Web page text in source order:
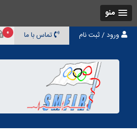
منو
ورود / ثبت نام تماس با ما 0